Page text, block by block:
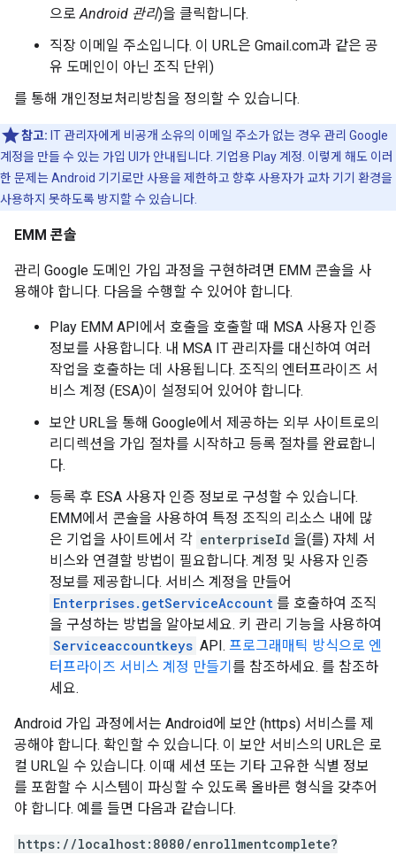
으로 Android 관리)을 클릭합니다.
직장 이메일 주소입니다. 이 URL은 Gmail.com과 같은 공
유 도메인이 아닌 조직 단위)
를 통해 개인정보처리방침을 정의할 수 있습니다.
참고: IT 관리자에게 비공개 소유의 이메일 주소가 없는 경우 관리 Google
계정을 만들 수 있는 가입 UI가 안내됩니다. 기업용 Play 계정. 이렇게 해도 이러
한 문제는 Android 기기로만 사용을 제한하고 향후 사용자가 교차 기기 환경을
사용하지 못하도록 방지할 수 있습니다.
EMM 콘솔
관리 Google 도메인 가입 과정을 구현하려면 EMM 콘솔을 사
용해야 합니다. 다음을 수행할 수 있어야 합니다.
Play EMM API에서 호출을 호출할 때 MSA 사용자 인증
정보를 사용합니다. 내 MSA IT 관리자를 대신하여 여러
작업을 호출하는 데 사용됩니다. 조직의 엔터프라이즈 서
비스 계정 (ESA)이 설정되어 있어야 합니다.
보안 URL을 통해 Google에서 제공하는 외부 사이트로의
리디렉션을 가입 절차를 시작하고 등록 절차를 완료합니
다.
등록 후 ESA 사용자 인증 정보로 구성할 수 있습니다.
EMM에서 콘솔을 사용하여 특정 조직의 리소스 내에 많
은 기업을 사이트에서 각 enterpriseId 을(를) 자체 서
비스와 연결할 방법이 필요합니다. 계정 및 사용자 인증
정보를 제공합니다. 서비스 계정을 만들어
Enterprises.getServiceAccount 를 호출하여 조직
을 구성하는 방법을 알아보세요. 키 관리 기능을 사용하여
Serviceaccountkeys API. 프로그래매틱 방식으로 엔
터프라이즈 서비스 계정 만들기 를 참조하세요. 를 참조하
세요.
Android 가입 과정에서는 Android에 보안 (https) 서비스를 제
공해야 합니다. 확인할 수 있습니다. 이 보안 서비스의 URL은 로
컬 URL일 수 있습니다. 이때 세션 또는 기타 고유한 식별 정보
를 포함할 수 시스템이 파싱할 수 있도록 올바른 형식을 갖추어
야 합니다. 예를 들면 다음과 같습니다.
https://localhost:8080/enrollmentcomplete?